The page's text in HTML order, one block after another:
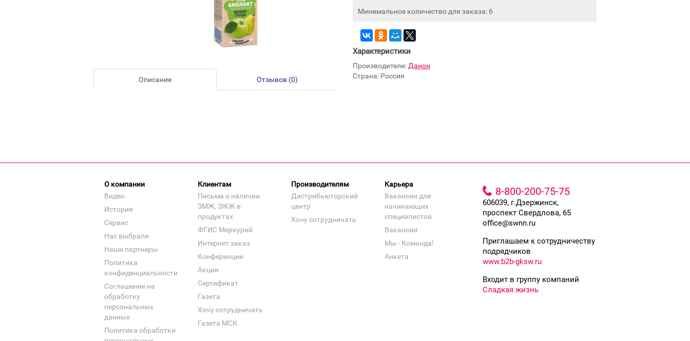
Описание Отзывов (0)
Минимальное количество для заказа: 6
Характеристики
Производители: Данон
Страна: Россия
О компании
Видео
История
Сервис
Нас выбрали
Наши партнеры
Политика
конфиденциальности
Соглашение на
обработку
персональных
данных
Политика обработки
Клиентам
Письма о наличии
ЗМЖ, ЗЖЖ в
продуктах
ФГИС Меркурий
Интернет заказ
Конференции
Акции
Сертификат
Газета
Хочу сотрудничать
Газета МСК
Производителям
Дистрибьюторский
центр
Хочу сотрудничать
Карьера
Вакансии для
начинающих
специалистов
Вакансии
Мы - Команда!
Анкета
8-800-200-75-75
606039, г.Дзержинск,
проспект Свердлова, 65
office@swnn.ru
Приглашаем к сотрудничеству
подрядчиков
www.b2b-gksw.ru
Входит в группу компаний
Сладкая жизнь